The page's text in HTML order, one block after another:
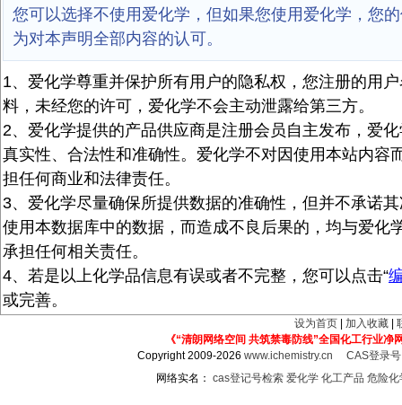
您可以选择不使用爱化学，但如果您使用爱化学，您
为对本声明全部内容的认可。
1、爱化学尊重并保护所有用户的隐私权，您注册的用
料，未经您的许可，爱化学不会主动泄露给第三方。
2、爱化学提供的产品供应商是注册会员自主发布，爱
真实性、合法性和准确性。爱化学不对因使用本站内容
担任何商业和法律责任。
3、爱化学尽量确保所提供数据的准确性，但并不承诺
使用本数据库中的数据，而造成不良后果的，均与爱化
承担任何相关责任。
4、若是以上化学品信息有误或者不完整，您可以点击“
或完善。
设为首页 加入收藏
《“清朗网络空间 共筑禁毒防线”全国化工行业净
Copyright 2009-2026www.ichemistry.cn
CAS登录
网络实名： cas登记号检索 爱化学 化工产品 危险化